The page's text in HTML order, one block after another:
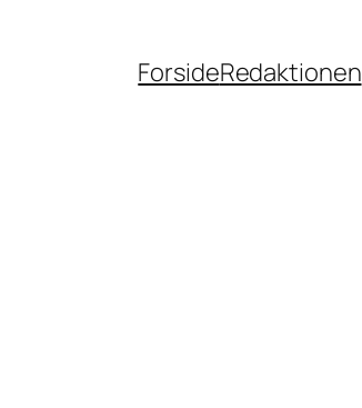
ForsideRedaktionen